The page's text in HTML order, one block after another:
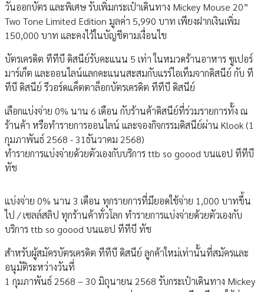
วันออกบัตร และพิเศษ รับเพิ่มกระเป๋าเดินทาง Mickey Mouse 20”
Two Tone Limited Edition มูลค่า 5,990 บาท เพียงฝากเงินเพิ่ม
150,000 บาท และคงไว้ในบัญชีตามเงื่อนไข
บัตรเครดิต ทีทีบี ดิสนีย์รับคะแนน 5 เท่า ในหมวดร้านอาหาร ซูเปอร์
มาร์เก็ต และออนไลน์แลกคะแนนสะสมกับแรร์ไอเท็มจากดิสนีย์ กับ ที
ทีบี ดิสนีย์ รีวอร์ดแค็ตตาล็อกบัตรเครดิต ทีทีบี ดิสนีย์
เลือกแบ่งจ่าย 0% นาน 6 เดือน กับร้านค้าดิสนีย์ที่ร่วมรายการทั้ง ณ
ร้านค้า หรือทำรายการออนไลน์ และจองกิจกรรมดิสนีย์ผ่าน Klook (1
กุมภาพันธ์ 2568 - 31ธันวาคม 2568)
ทำรายการแบ่งจ่ายด้วยตัวเองกับบริการ ttb so goood บนแอป ทีทีบี
ทัช
แบ่งจ่าย 0% นาน 3 เดือน ทุกรายการที่มียอดใช้จ่าย 1,000 บาทขึ้น
ไป / เซลล์สลิป ทุกร้านค้าทั่วโลก ทำรายการแบ่งจ่ายด้วยตัวเองกับ
บริการ ttb so goood บนแอป ทีทีบี ทัช
สำหรับผู้สมัครบัตรเครดิต ทีทีบี ดิสนีย์ ลูกค้าใหม่เท่านั้นที่สมัครและ
อนุมัติระหว่างวันที่
1 กุมภาพันธ์ 2568 – 30 มิถุนายน 2568 รับกระเป๋าเดินทาง Mickey